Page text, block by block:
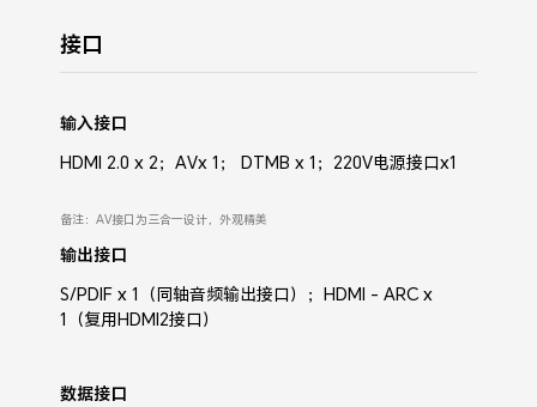
接口
输入接口
HDMI 2.0 x 2；AVx 1； DTMB x 1；220V电源接口x1
备注：AV接口为三合一设计，外观精美
输出接口
S/PDIF x 1（同轴音频输出接口）；HDMI - ARC x
1（复用HDMI2接口）
数据接口